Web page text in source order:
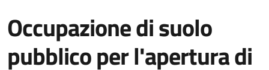
Occupazione di suolo
pubblico per l'apertura di